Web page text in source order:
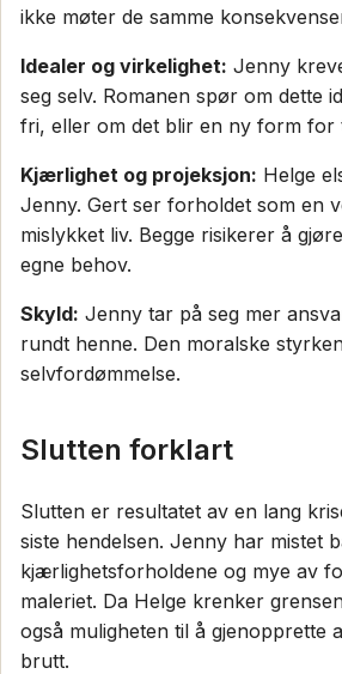
ikke møter de samme
Idealer og virkelighet: Jenny
seg selv. Romanen spør om dette
fri, eller om det blir en ny form for
Kjærlighet og projeksjon: Helge
Jenny. Gert ser forholdet som en
mislykket liv. Begge risikerer å
egne behov.
Skyld: Jenny tar på seg mer
rundt henne. Den moralske
selvfordømmelse.
Slutten forklart
Slutten er resultatet av en lang
siste hendelsen. Jenny har mistet
kjærlighetsforholdene og mye av
maleriet. Da Helge krenker
også muligheten til å gjenopprette
brutt.